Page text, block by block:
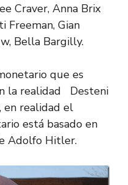
Craver, Anna Brix
Freeman, Gian
Bella Bargilly.
que es
la realidad Desteni
en realidad el
está basado en
Adolfo Hitler.